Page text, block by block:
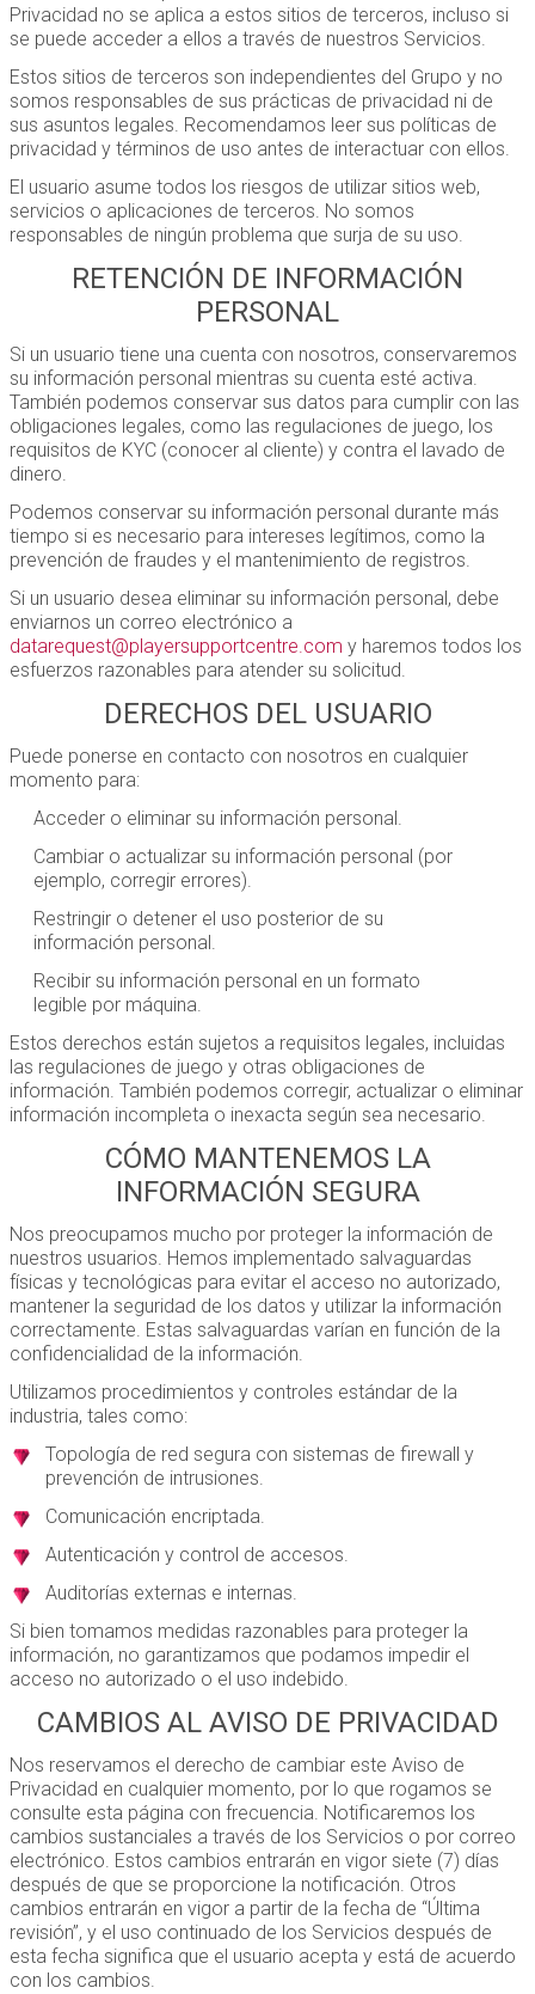
Privacidad no se aplica a estos sitios de terceros, incluso si
se puede acceder a ellos a través de nuestros Servicios.
Estos sitios de terceros son independientes del Grupo y no
somos responsables de sus prácticas de privacidad ni de
sus asuntos legales. Recomendamos leer sus políticas de
privacidad y términos de uso antes de interactuar con ellos.
El usuario asume todos los riesgos de utilizar sitios web,
servicios o aplicaciones de terceros. No somos
responsables de ningún problema que surja de su uso.
RETENCIÓN DE INFORMACIÓN
PERSONAL
Si un usuario tiene una cuenta con nosotros, conservaremos
su información personal mientras su cuenta esté activa.
También podemos conservar sus datos para cumplir con las
obligaciones legales, como las regulaciones de juego, los
requisitos de KYC (conocer al cliente) y contra el lavado de
dinero.
Podemos conservar su información personal durante más
tiempo si es necesario para intereses legítimos, como la
prevención de fraudes y el mantenimiento de registros.
Si un usuario desea eliminar su información personal, debe
enviarnos un correo electrónico a
datarequest@playersupportcentre.com y haremos todos los
esfuerzos razonables para atender su solicitud.
DERECHOS DEL USUARIO
Puede ponerse en contacto con nosotros en cualquier
momento para:
Acceder o eliminar su información personal.
Cambiar o actualizar su información personal (por
ejemplo, corregir errores).
Restringir o detener el uso posterior de su
información personal.
Recibir su información personal en un formato
legible por máquina.
Estos derechos están sujetos a requisitos legales, incluidas
las regulaciones de juego y otras obligaciones de
información. También podemos corregir, actualizar o eliminar
información incompleta o inexacta según sea necesario.
CÓMO MANTENEMOS LA
INFORMACIÓN SEGURA
Nos preocupamos mucho por proteger la información de
nuestros usuarios. Hemos implementado salvaguardas
físicas y tecnológicas para evitar el acceso no autorizado,
mantener la seguridad de los datos y utilizar la información
correctamente. Estas salvaguardas varían en función de la
confidencialidad de la información.
Utilizamos procedimientos y controles estándar de la
industria, tales como:
Topología de red segura con sistemas de firewall y
prevención de intrusiones.
Comunicación encriptada.
Autenticación y control de accesos.
Auditorías externas e internas.
Si bien tomamos medidas razonables para proteger la
información, no garantizamos que podamos impedir el
acceso no autorizado o el uso indebido.
CAMBIOS AL AVISO DE PRIVACIDAD
Nos reservamos el derecho de cambiar este Aviso de
Privacidad en cualquier momento, por lo que rogamos se
consulte esta página con frecuencia. Notificaremos los
cambios sustanciales a través de los Servicios o por correo
electrónico. Estos cambios entrarán en vigor siete (7) días
después de que se proporcione la notificación. Otros
cambios entrarán en vigor a partir de la fecha de “Última
revisión”, y el uso continuado de los Servicios después de
esta fecha significa que el usuario acepta y está de acuerdo
con los cambios.